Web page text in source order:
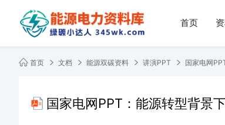
首页
首页 文档 能源双碳资料 讲演PPT 国家电网
国家电网PPT：能源转型背景